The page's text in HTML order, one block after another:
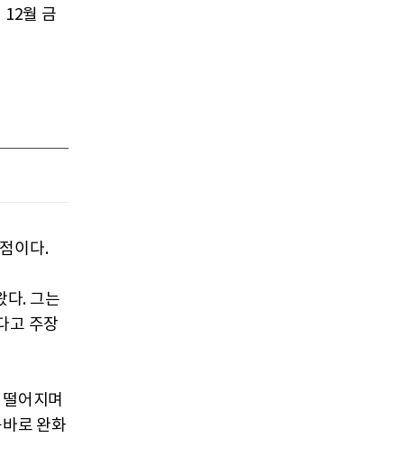
12월 금
이다.
다. 그는
고 주장
어지며
로 완화